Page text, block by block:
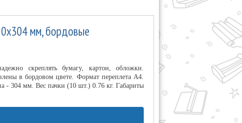
мм, бордовые
скреплять бумагу, картон, обложки.
в бордовом цвете. Формат переплета А4.
- 304 мм. Вес пачки (10 шт.) 0.76 кг. Габариты